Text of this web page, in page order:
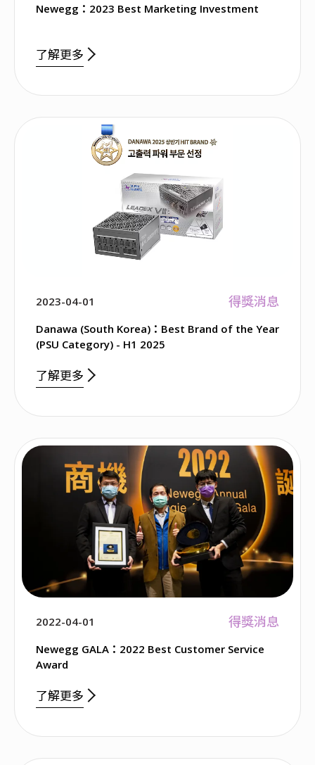
Newegg：2023 Best Marketing Investment
了解更多
2023-04-01 得獎消息
Danawa (South Korea)：Best Brand of the Year
(PSU Category) - H1 2025
了解更多
2022-04-01 得獎消息
Newegg GALA：2022 Best Customer Service
Award
了解更多